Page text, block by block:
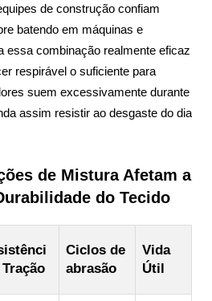
de construção confiam
batendo em máquinas e
essa combinação realmente eficaz
respirável o suficiente para
suem excessivamente durante
assim resistir ao desgaste do dia
de Mistura Afetam a
do Tecido
Ciclos de
abrasão
Vida
Útil